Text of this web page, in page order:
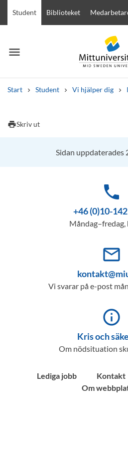
Student Biblioteket
menu
Meny
Start Student Vi hjälper dig
Andra söktjänster
printSkriv ut
Sidan uppdaterades
phone
+46 (0)10-
Måndag–fredag,
mail_outline
Vi svarar på e-post
info_outline
Kris och
Om nödsituation
Lediga jobb Kontakt
Om